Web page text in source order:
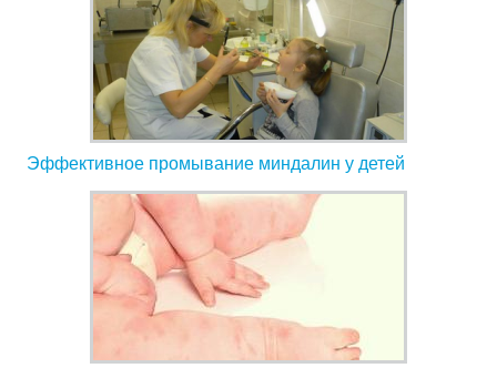
Эффективное промывание миндалин у детей